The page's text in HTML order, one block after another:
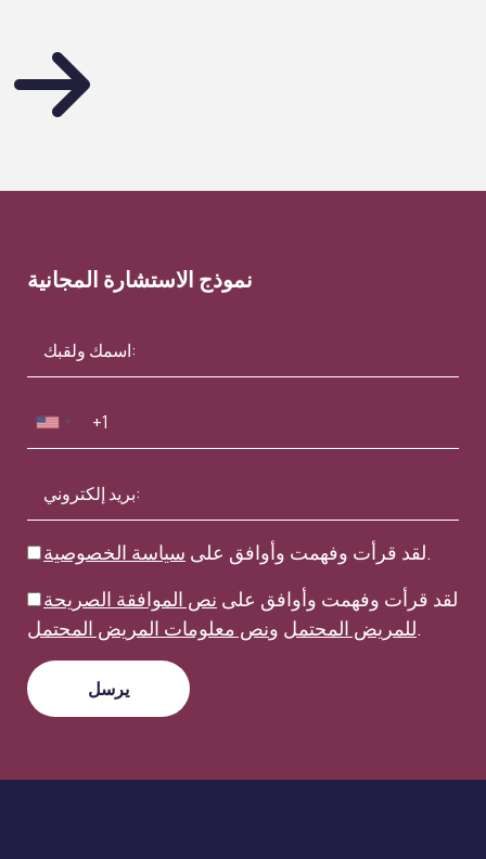
نموذج الاستشارة المجانية
لقد قرأت وفهمت وأوافق على سياسة الخصوصية
.
لقد قرأت وفهمت وأوافق على نص الموافقة الصريحة
للمريض المحتمل ونص معلومات المريض المحتمل .